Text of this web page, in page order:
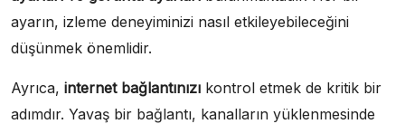
ayarın, izleme deneyiminizi nasıl etkileyebileceğini
düşünmek önemlidir.
Ayrıca, internet bağlantınızı kontrol etmek de kritik bir
adımdır. Yavaş bir bağlantı, kanalların yüklenmesinde